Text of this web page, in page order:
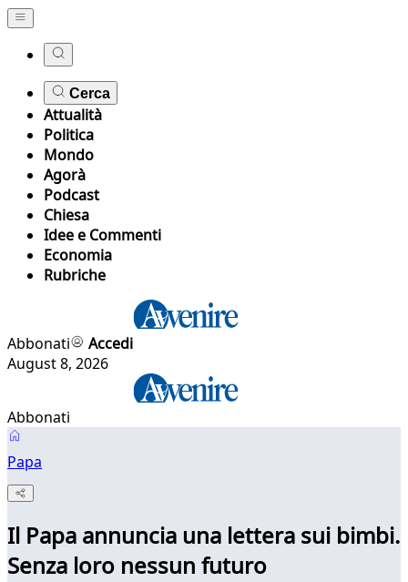
Cerca
Attualità
Politica
Mondo
Agorà
Podcast
Chiesa
Idee e Commenti
Economia
Rubriche
Abbonati
Accedi
August 8, 2026
Abbonati
Papa
Il Papa annuncia una lettera sui bimbi.
Senza loro nessun futuro